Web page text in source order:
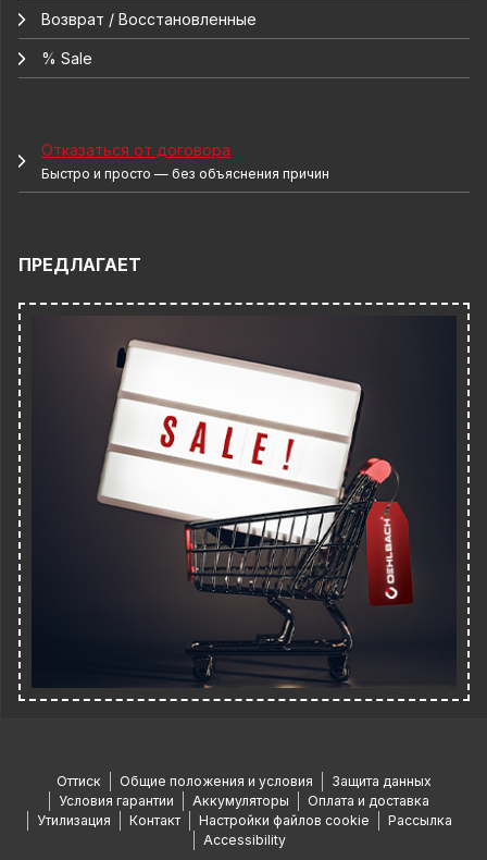
Возврат / Восстановленные
% Sale
Отказаться от договора
Быстро и просто — без объяснения причин
ПРЕДЛАГАЕТ
Оттиск Общие положения и условия
Защита данных
Условия гарантии
Аккумуляторы
Оплата и доставка
Утилизация
Контакт Настройки файлов cookie
Рассылка
Accessibility